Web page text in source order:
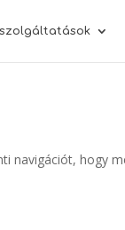
navigációt, hogy